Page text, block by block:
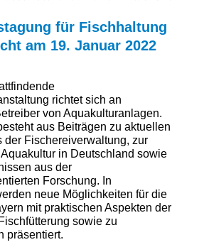
für Fischhaltung
am 19. Januar 2022
richtet sich an
von Aquakulturanlagen.
aus Beiträgen zu aktuellen
der Fischereiverwaltung, zur
in Deutschland sowie
aus der
Forschung. In
neue Möglichkeiten für die
mit praktischen Aspekten der
sowie zu
präsentiert.